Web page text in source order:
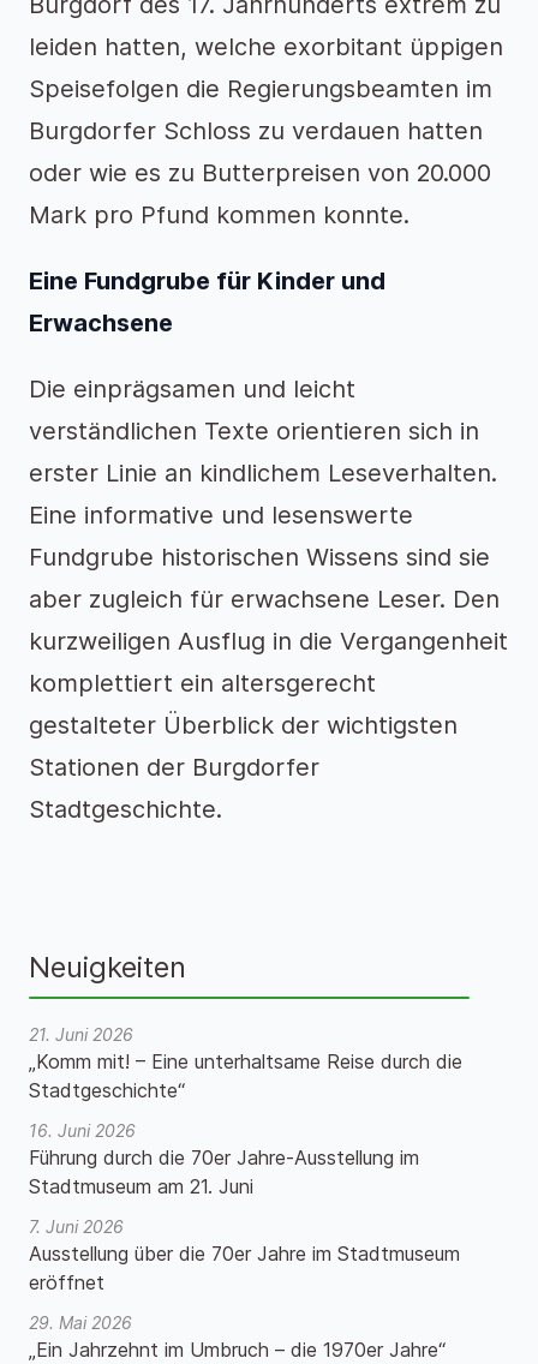
leiden hatten, welche exorbitant üppigen
Speisefolgen die Regierungsbeamten im
Burgdorfer Schloss zu verdauen hatten
oder wie es zu Butterpreisen von 20.000
Mark pro Pfund kommen konnte.
Eine Fundgrube für Kinder und
Erwachsene
Die einprägsamen und leicht
verständlichen Texte orientieren sich in
erster Linie an kindlichem Leseverhalten.
Eine informative und lesenswerte
Fundgrube historischen Wissens sind sie
aber zugleich für erwachsene Leser. Den
kurzweiligen Ausflug in die Vergangenheit
komplettiert ein altersgerecht
gestalteter Überblick der wichtigsten
Stationen der Burgdorfer
Stadtgeschichte.
Neuigkeiten
21. Juni 2026
„Komm mit! – Eine unterhaltsame Reise durch die
Stadtgeschichte“
16. Juni 2026
Führung durch die 70er Jahre-Ausstellung im
Stadtmuseum am 21. Juni
7. Juni 2026
Ausstellung über die 70er Jahre im Stadtmuseum
eröffnet
29. Mai 2026
„Ein Jahrzehnt im Umbruch – die 1970er Jahre“